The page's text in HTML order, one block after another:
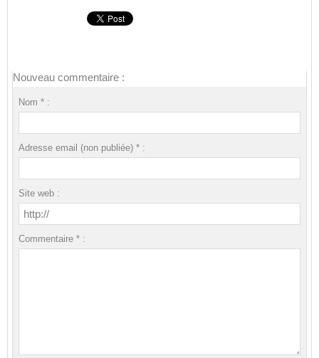
Nouveau commentaire :
Nom * :
Adresse email (non publiée) * :
Site web :
Commentaire * :